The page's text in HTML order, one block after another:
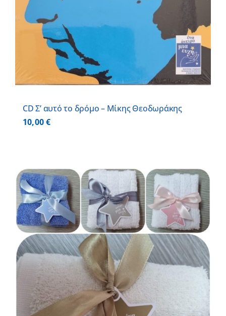
CD Σ’ αυτό το δρόμο – Μίκης Θεοδωράκης
10,00€